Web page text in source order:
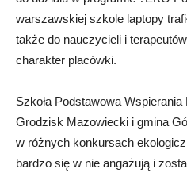
warszawskiej szkole laptopy
także do nauczycieli i
charakter placówki.
Szkoła Podstawowa
Grodzisk Mazowiecki i gmina
w różnych konkursach
bardzo się w nie angażują i